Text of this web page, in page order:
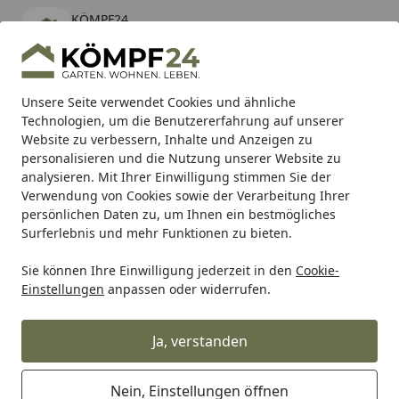
Unsere Seite verwendet Cookies und ähnliche
Technologien, um die Benutzererfahrung auf unserer
Website zu verbessern, Inhalte und Anzeigen zu
personalisieren und die Nutzung unserer Website zu
analysieren. Mit Ihrer Einwilligung stimmen Sie der
Verwendung von Cookies sowie der Verarbeitung Ihrer
persönlichen Daten zu, um Ihnen ein bestmögliches
Surferlebnis und mehr Funktionen zu bieten.
Sie können Ihre Einwilligung jederzeit in den Cookie-
Einstellungen anpassen oder widerrufen.
Ja, verstanden
Nein, Einstellungen öffnen
KÖMPF24
kostenlos - Im App Store
Hotline
Alle Produkte
Mein Konto
Suchen
Karibu Pools inkl. gratis Sandfilteranlage & Pool-
Starterset (Gesamtwert bis 468,99€)
Startseite
Ubbink Ubbink Gartenzubehör Ubbink
Ubbink Unterbodengewebe,
schwarz, 1m x 10m, 100 g/m²